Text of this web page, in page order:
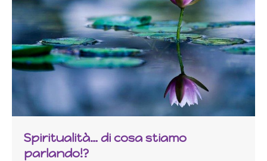
Spiritualità… di cosa stiamo
parlando!?